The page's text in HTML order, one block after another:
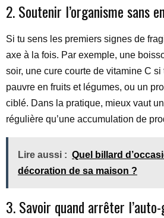
2. Soutenir l’organisme sans
Si tu sens les premiers signes de
axe à la fois. Par exemple, une
soir, une cure courte de vitamine C
pauvre en fruits et légumes, ou un
ciblé. Dans la pratique, mieux vaut
régulière qu’une accumulation de
Lire aussi : Quel billard
décoration de sa maison ?
3. Savoir quand arrêter